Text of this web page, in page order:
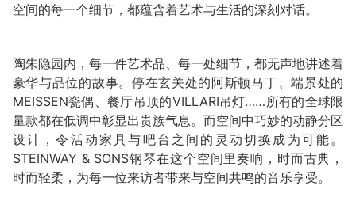
空间的每一个细节，都蕴含着艺术与生活的深刻对话。
陶朱隐园内，每一件艺术品、每一处细节，都无声地讲述着
豪华与品位的故事。停在玄关处的阿斯顿马丁、端景处的
MEISSEN瓷偶、餐厅吊顶的VILLARI吊灯……所有的全球限
量款都在低调中彰显出贵族气息。而空间中巧妙的动静分区
设计，令活动家具与吧台之间的灵动切换成为可能。
STEINWAY & SONS钢琴在这个空间里奏响，时而古典，
时而轻柔，为每一位来访者带来与空间共鸣的音乐享受。